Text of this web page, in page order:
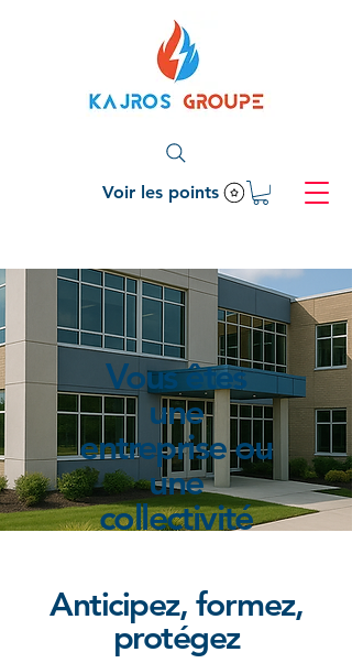
Voir les points
Vous êtes
une
entreprise ou
une
collectivité
Anticipez, formez,
protégez